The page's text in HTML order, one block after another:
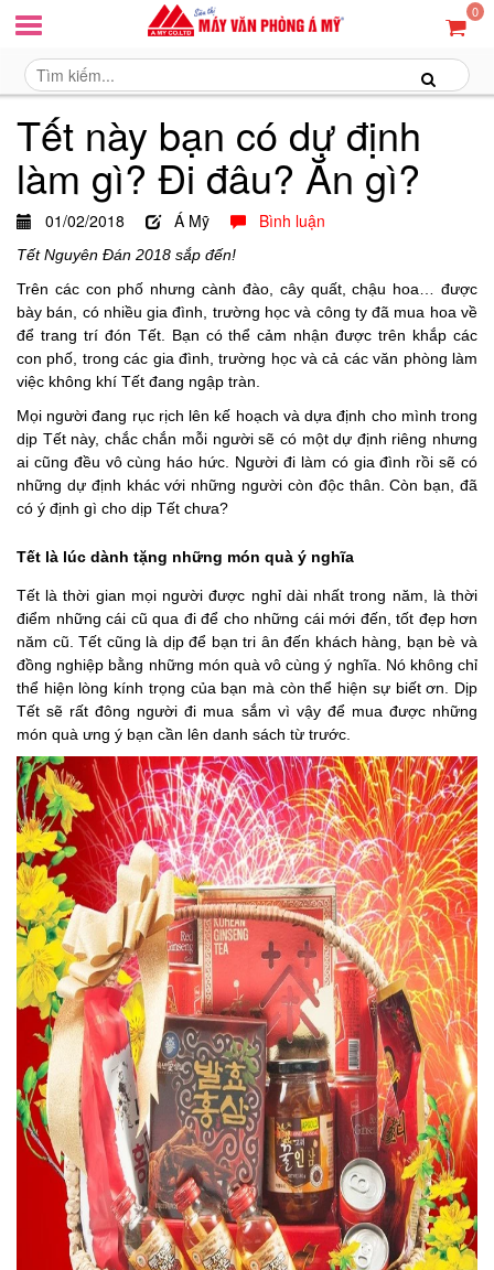
0
Tết này bạn có dự định
làm gì? Đi đâu? Ăn gì?
01/02/2018 Á Mỹ Bình luận
Tết Nguyên Đán 2018 sắp đến!
Trên các con phố nhưng cành đào, cây quất, chậu hoa… được
bày bán, có nhiều gia đình, trường học và công ty đã mua hoa về
để trang trí đón Tết. Bạn có thể cảm nhận được trên khắp các
con phố, trong các gia đình, trường học và cả các văn phòng làm
việc không khí Tết đang ngập tràn.
Mọi người đang rục rịch lên kế hoạch và dựa định cho mình trong
dịp Tết này, chắc chắn mỗi người sẽ có một dự định riêng nhưng
ai cũng đều vô cùng háo hức. Người đi làm có gia đình rồi sẽ có
những dự định khác với những người còn độc thân. Còn bạn, đã
có ý định gì cho dịp Tết chưa?
Tết là lúc dành tặng những món quà ý nghĩa
Tết là thời gian mọi người được nghỉ dài nhất trong năm, là thời
điểm những cái cũ qua đi để cho những cái mới đến, tốt đẹp hơn
năm cũ. Tết cũng là dịp để bạn tri ân đến khách hàng, bạn bè và
đồng nghiệp bằng những món quà vô cùng ý nghĩa. Nó không chỉ
thể hiện lòng kính trọng của bạn mà còn thể hiện sự biết ơn. Dịp
Tết sẽ rất đông người đi mua sắm vì vậy để mua được những
món quà ưng ý bạn cần lên danh sách từ trước.